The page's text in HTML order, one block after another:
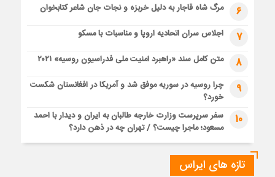
6 مرگ شاه قاجار به دلیل خربزه و نجات جان شاعر کتابخوان
7 اجلاس سران اتحادیه اروپا و مناسبات با مسکو
8 متن کامل سند «راهبرد امنیت ملی فدراسیون روسیه» ۲۰۲۱
9
چرا روسیه در سوریه موفق شد و آمریکا در افغانستان شکست
خورد؟
10
سفر سرپرست وزارت خارجه طالبان به ایران و دیدار با احمد
مسعود؛ ماجرا چیست؟ / تهران چه در ذهن دارد؟
تازه های ایراس